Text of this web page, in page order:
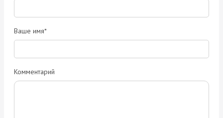
Ваше имя*
Комментарий